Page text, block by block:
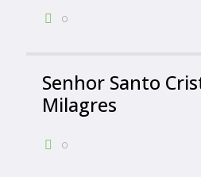
0
Senhor Santo
Milagres
0